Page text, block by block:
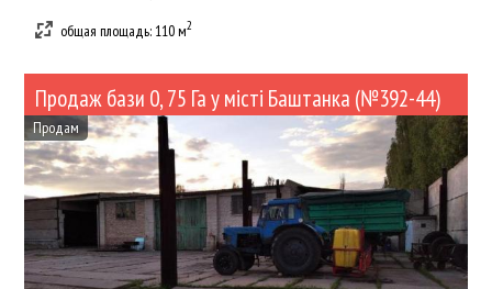
общая площадь: 110 м2
Продаж бази 0, 75 Га у місті Баштанка (№392-44)
Продам